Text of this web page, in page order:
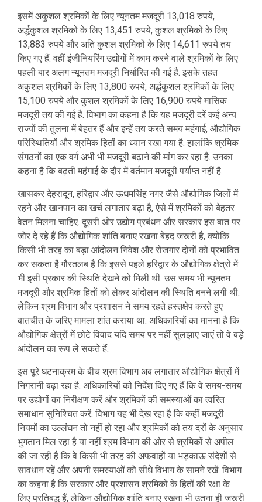
इसमें अकुशल श्रमिकों के लिए न्यूनतम मजदूरी 13,018 रुपये,
अर्द्धकुशल श्रमिकों के लिए 13,451 रुपये, कुशल श्रमिकों के लिए
13,883 रुपये और अति कुशल श्रमिकों के लिए 14,611 रुपये तय
किए गए हैं. वहीं इंजीनियरिंग उद्योगों में काम करने वाले श्रमिकों के लिए
पहली बार अलग न्यूनतम मजदूरी निर्धारित की गई है. इसके तहत
अकुशल श्रमिकों के लिए 13,800 रुपये, अर्द्धकुशल श्रमिकों के लिए
15,100 रुपये और कुशल श्रमिकों के लिए 16,900 रुपये मासिक
मजदूरी तय की गई है. विभाग का कहना है कि यह मजदूरी दरें कई अन्य
राज्यों की तुलना में बेहतर हैं और इन्हें तय करते समय महंगाई, औद्योगिक
परिस्थितियों और श्रमिक हितों का ध्यान रखा गया है. हालांकि श्रमिक
संगठनों का एक वर्ग अभी भी मजदूरी बढ़ाने की मांग कर रहा है. उनका
कहना है कि बढ़ती महंगाई के दौर में वर्तमान मजदूरी पर्याप्त नहीं है.
खासकर देहरादून, हरिद्वार और ऊधमसिंह नगर जैसे औद्योगिक जिलों में
रहने और खानपान का खर्च लगातार बढ़ा है, ऐसे में श्रमिकों को बेहतर
वेतन मिलना चाहिए. दूसरी ओर उद्योग प्रबंधन और सरकार इस बात पर
जोर दे रहे हैं कि औद्योगिक शांति बनाए रखना बेहद जरूरी है, क्योंकि
किसी भी तरह का बड़ा आंदोलन निवेश और रोजगार दोनों को प्रभावित
कर सकता है.गौरतलब है कि इससे पहले हरिद्वार के औद्योगिक क्षेत्रों में
भी इसी प्रकार की स्थिति देखने को मिली थी. उस समय भी न्यूनतम
मजदूरी और श्रमिक हितों को लेकर आंदोलन की स्थिति बनने लगी थी.
लेकिन श्रम विभाग और प्रशासन ने समय रहते हस्तक्षेप करते हुए
बातचीत के जरिए मामला शांत कराया था. अधिकारियों का मानना है कि
औद्योगिक क्षेत्रों में छोटे विवाद यदि समय पर नहीं सुलझाए जाएं तो वे बड़े
आंदोलन का रूप ले सकते हैं.
इस पूरे घटनाक्रम के बीच श्रम विभाग अब लगातार औद्योगिक क्षेत्रों में
निगरानी बढ़ा रहा है. अधिकारियों को निर्देश दिए गए हैं कि वे समय-समय
पर उद्योगों का निरीक्षण करें और श्रमिकों की समस्याओं का त्वरित
समाधान सुनिश्चित करें. विभाग यह भी देख रहा है कि कहीं मजदूरी
नियमों का उल्लंघन तो नहीं हो रहा और श्रमिकों को तय दरों के अनुसार
भुगतान मिल रहा है या नहीं.श्रम विभाग की ओर से श्रमिकों से अपील
की जा रही है कि वे किसी भी तरह की अफवाहों या भड़काऊ संदेशों से
सावधान रहें और अपनी समस्याओं को सीधे विभाग के सामने रखें. विभाग
का कहना है कि सरकार और प्रशासन श्रमिकों के हितों की रक्षा के
लिए प्रतिबद्ध हैं, लेकिन औद्योगिक शांति बनाए रखना भी उतना ही जरूरी